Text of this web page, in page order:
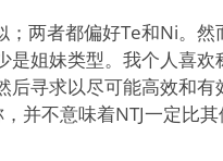
；两者都偏好Te和Ni。
是姐妹类型。我个人喜
后寻求以尽可能高效和
并不意味着NTJ一定比